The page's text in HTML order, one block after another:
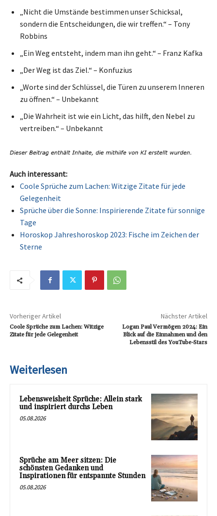
„Nicht die Umstände bestimmen unser Schicksal,
sondern die Entscheidungen, die wir treffen.“ – Tony
Robbins
„Ein Weg entsteht, indem man ihn geht.“ – Franz Kafka
„Der Weg ist das Ziel.“ – Konfuzius
„Worte sind der Schlüssel, die Türen zu unserem Inneren
zu öffnen.“ – Unbekannt
„Die Wahrheit ist wie ein Licht, das hilft, den Nebel zu
vertreiben.“ – Unbekannt
Auch interessant:
Coole Sprüche zum Lachen: Witzige Zitate für jede
Gelegenheit
Sprüche über die Sonne: Inspirierende Zitate für sonnige
Tage
Horoskop Jahreshoroskop 2023: Fische im Zeichen der
Sterne
Vorheriger Artikel
Coole Sprüche zum Lachen: Witzige
Zitate für jede Gelegenheit
Nächster Artikel
Logan Paul Vermögen 2024: Ein
Blick auf die Einnahmen und den
Lebensstil des YouTube-Stars
Weiterlesen
Lebensweisheit Sprüche: Allein stark
und inspiriert durchs Leben
05.08.2026
Sprüche am Meer sitzen: Die
schönsten Gedanken und
Inspirationen für entspannte Stunden
05.08.2026